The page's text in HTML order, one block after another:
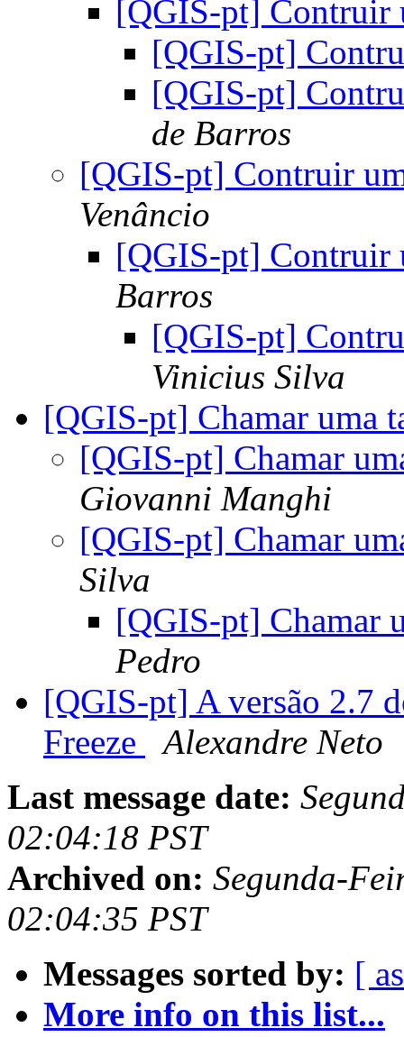
[QGIS-pt]
[QGIS-pt]
[QGIS-pt]
de Barros
[QGIS-pt] Contruir
Venâncio
[QGIS-pt] Contruir
Barros
[QGIS-pt]
Vinicius Silva
[QGIS-pt] Chamar uma
[QGIS-pt] Chamar
Giovanni Manghi
[QGIS-pt] Chamar
Silva
[QGIS-pt] Chamar
Pedro
[QGIS-pt] A versão 2.7
Freeze
Alexandre Neto
Last message date:
02:04:18 PST
Archived on: Segunda-
02:04:35 PST
Messages sorted by: [
More info on this list...